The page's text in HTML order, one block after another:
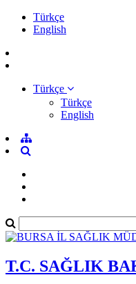
Türkçe
English
Türkçe
Türkçe
English
T.C. SAĞLIK